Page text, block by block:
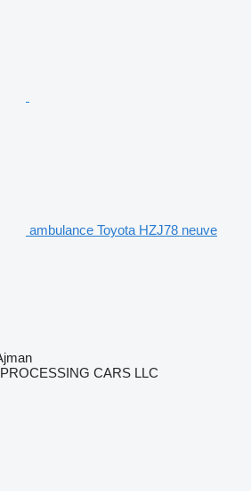
ambulance Toyota HZJ78 neuve
CARS LLC